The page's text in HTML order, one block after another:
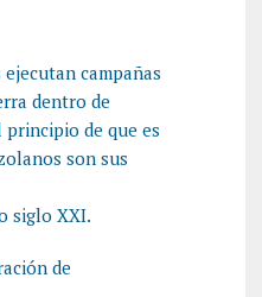
campañas
dentro de
de que es
son sus
siglo XXI.
de